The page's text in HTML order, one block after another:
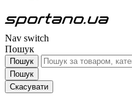
Nav switch
Пошук
Пошук
Пошук
Скасувати